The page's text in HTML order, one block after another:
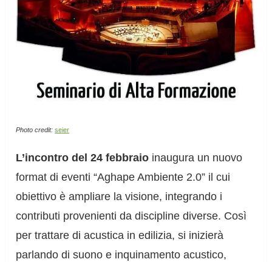
Photo credit: seier
L’incontro del 24 febbraio inaugura un nuovo
format di eventi “Aghape Ambiente 2.0” il cui
obiettivo è ampliare la visione, integrando i
contributi provenienti da discipline diverse. Così
per trattare di acustica in edilizia, si inizierà
parlando di suono e inquinamento acustico,